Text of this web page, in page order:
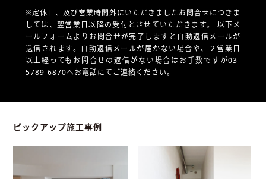
※定休日、及び営業時間外にいただきましたお問合せにつきま
しては、翌営業日以降の受付とさせていただきます。 以下メ
ールフォームよりお問合せが完了しますと自動返信メールが
送信されます。自動返信メールが届かない場合や、
２営業日
以上経ってもお問合せの返信がない場合はお手数ですが03-
5789-6870へお電話にてご連絡ください。
ピックアップ施工事例